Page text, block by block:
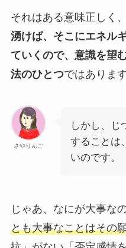
それはある意味正しく、
湧けば、そこにエネル
ていくので、意識を望
法のひとつではあります
さやりんご
しかし、じ
することは
いのです。
じゃあ、なにが大事な
とも大事なことはその